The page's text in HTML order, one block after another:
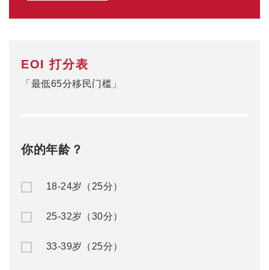
EOI 打分表
「最低65分移民门槛」
你的年龄？
18-24岁（25分）
25-32岁（30分）
33-39岁（25分）